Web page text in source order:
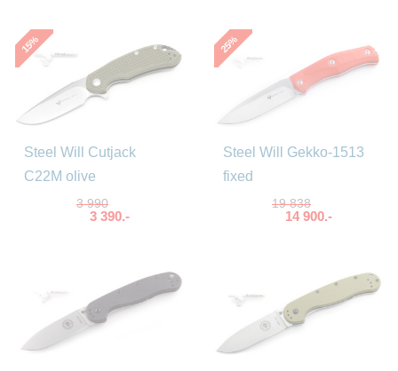
15
%
Steel Will Cutjack
C22M olive
3 990
3 390.-
25
%
Steel Will Gekko-1513
fixed
19 838
14 900.-